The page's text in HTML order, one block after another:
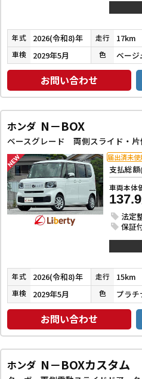
年式 2026(令和8)年 走行 17km
車検 2029年5月 色 ベージ
お問い合わせ
ホンダ N－BOX
支払総額
車両本体
137.9
法定
保証
届出済未使
年式 2026(令和8)年 走行 15km
車検 2029年5月 色
お問い合わせ
ホンダ N－BOXカスタム